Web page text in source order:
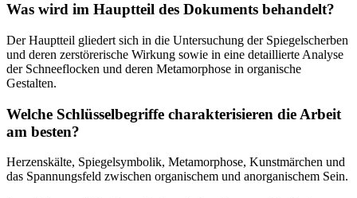
Was wird im Hauptteil des Dokuments behandelt?
Der Hauptteil gliedert sich in die Untersuchung der Spiegelscherben
und deren zerstörerische Wirkung sowie in eine detaillierte Analyse
der Schneeflocken und deren Metamorphose in organische
Gestalten.
Welche Schlüsselbegriffe charakterisieren die Arbeit
am besten?
Herzenskälte, Spiegelsymbolik, Metamorphose, Kunstmärchen und
das Spannungsfeld zwischen organischem und anorganischem Sein.